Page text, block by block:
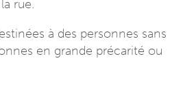
rue.
à des personnes sans
en grande précarité ou